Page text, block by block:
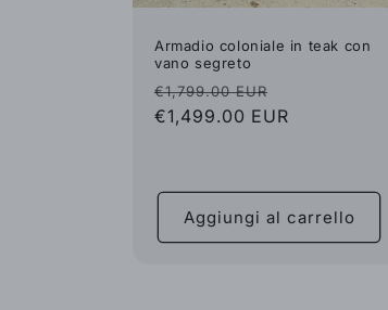
Armadio coloniale in teak con
vano segreto
Prezzo
di
€1,799.00 EUR
scontato
€1,499.00 EUR
Aggiungi al carrello